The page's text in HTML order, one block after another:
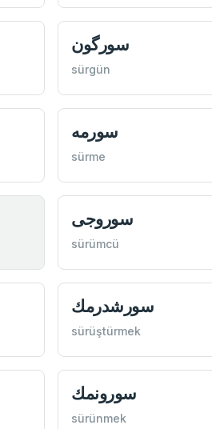
سورگون
sürgün
سورمه
sürme
سوروجی
sürümcü
سورشدرمك
sürüştürmek
سورونمك
sürünmek